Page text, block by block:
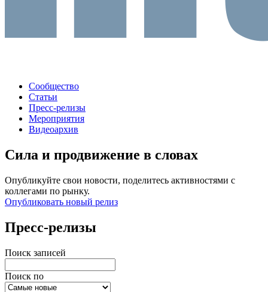
Сообщество
Статьи
Пресс-релизы
Мероприятия
Видеоархив
Сила и продвижение в словах
Опубликуйте свои новости, поделитесь активностями с
коллегами по рынку.
Опубликовать новый релиз
Пресс-релизы
Поиск записей
Поиск по